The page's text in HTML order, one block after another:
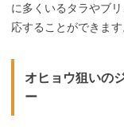
に多くいるタラやブ
応することができます
オヒョウ狙いの
ー